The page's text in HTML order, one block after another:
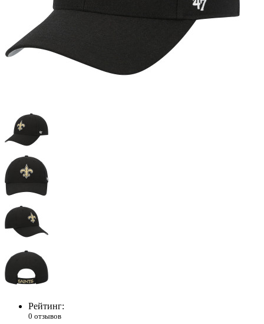
Рейтинг:
0 отзывов